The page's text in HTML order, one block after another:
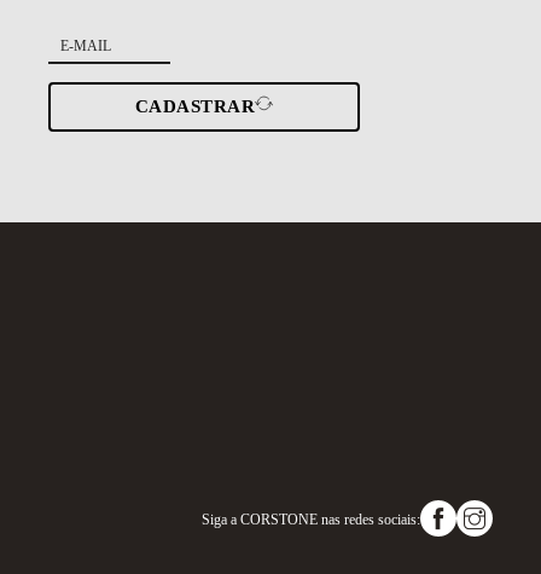
CADASTRAR
Siga a CORSTONE nas redes sociais: